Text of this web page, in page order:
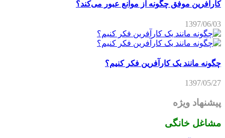
کارآفرین موفق چگونه از موانع عبور می‌کند؟
1397/06/03
چگونه مانند یک کارآفرین فکر کنیم؟
1397/05/27
پیشنهاد ویژه
مشاغل خانگی